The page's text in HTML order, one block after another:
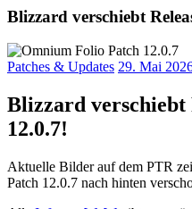
Blizzard verschiebt
Patches & Updates 29. Mai
Blizzard verschiebt
12.0.7!
Aktuelle Bilder auf dem PTR
Patch 12.0.7 nach hinten